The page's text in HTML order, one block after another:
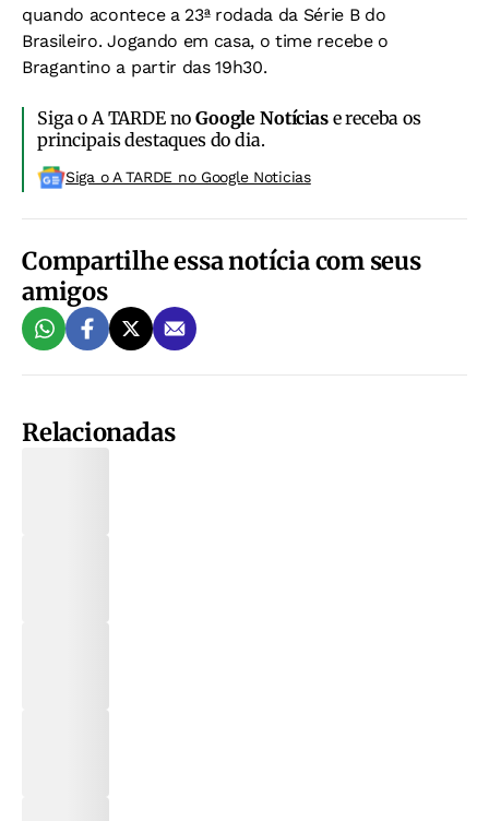
quando acontece a 23ª rodada da Série B do
Brasileiro. Jogando em casa, o time recebe o
Bragantino a partir das 19h30.
Siga o A TARDE noGoogle Notíciase receba os
principais destaques do dia.
Siga o A TARDE no Google Noticias
Compartilhe essa notícia com seus
amigos
Relacionadas